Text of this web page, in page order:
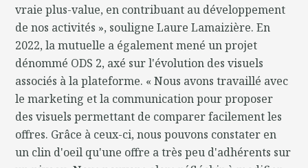
vraie plus-value, en contribuant au développement
de nos activités », souligne Laure Lamaizière. En
2022, la mutuelle a également mené un projet
dénommé ODS 2, axé sur l'évolution des visuels
associés à la plateforme. « Nous avons travaillé avec
le marketing et la communication pour proposer
des visuels permettant de comparer facilement les
offres. Grâce à ceux-ci, nous pouvons constater en
un clin d'oeil qu'une offre a très peu d'adhérents sur